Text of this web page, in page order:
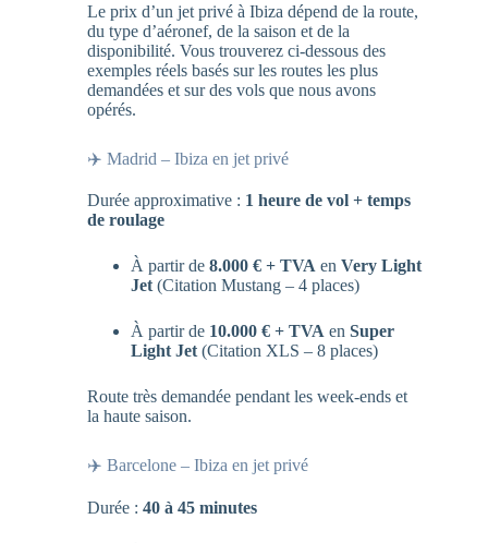
Le prix d’un jet privé à Ibiza dépend de la route,
du type d’aéronef, de la saison et de la
disponibilité. Vous trouverez ci-dessous des
exemples réels basés sur les routes les plus
demandées et sur des vols que nous avons
opérés.
✈️ Madrid – Ibiza en jet privé
Durée approximative : 1 heure de vol + temps
de roulage
À partir de 8.000 € + TVA en Very Light
Jet (Citation Mustang – 4 places)
À partir de 10.000 € + TVA en Super
Light Jet (Citation XLS – 8 places)
Route très demandée pendant les week-ends et
la haute saison.
✈️ Barcelone – Ibiza en jet privé
Durée : 40 à 45 minutes